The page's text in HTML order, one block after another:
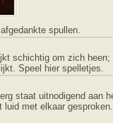
spullen.
schichtig om zich
Speel hier spelletjes.
staat uitnodigend aan
luid met elkaar